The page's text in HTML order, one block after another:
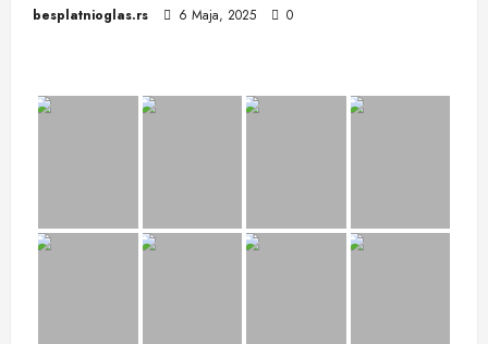
besplatnioglas.rs 6 Maja, 2025 0